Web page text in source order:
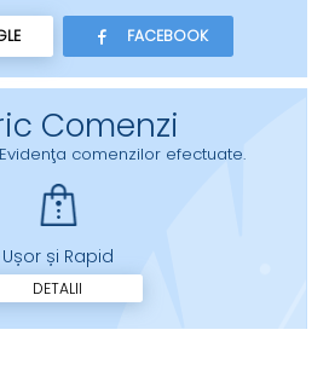
FACEBOOK
Comenzi
comenzilor efectuate.
Ușor și Rapid
DETALII